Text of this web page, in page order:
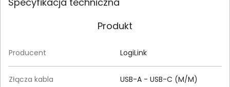
Produkt
Producent LogiLink
Złącza kabla USB-A - USB-C (M/M)